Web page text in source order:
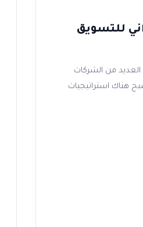
للتسويق
العديد من الشركات
هناك استراتيجيات